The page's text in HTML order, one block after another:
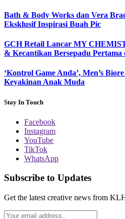
Bath & Body Works dan Vera
Eksklusif Inspirasi Buah Pic
GCH Retail Lancar MY
& Kecantikan Bersepadu
‘Kontrol Game Anda’, Men’s
Keyakinan Anak Muda
Stay In Touch
Facebook
Instagram
YouTube
TikTok
WhatsApp
Subscribe to Updates
Get the latest creative news from